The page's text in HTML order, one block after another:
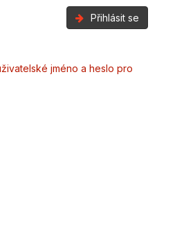
Přihlásit se
jméno a heslo pro